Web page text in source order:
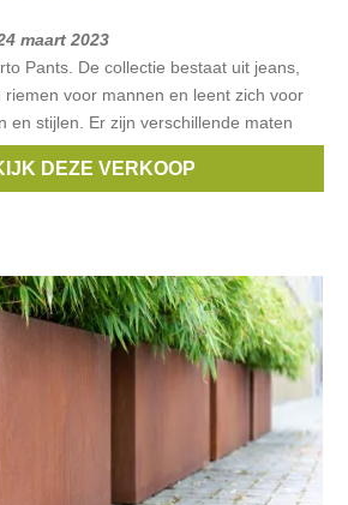
maart 2023
Pants. De collectie bestaat uit jeans,
voor mannen en leent zich voor
en stijlen. Er zijn verschillende maten
DEZE VERKOOP